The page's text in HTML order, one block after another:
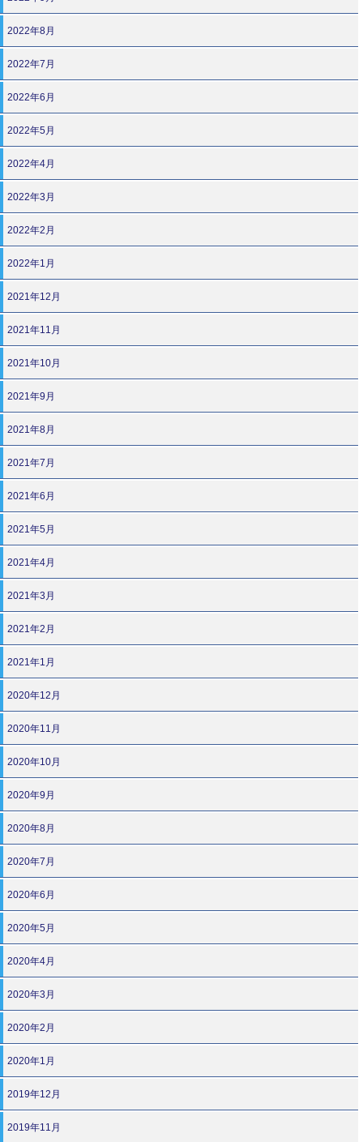
2022年8月
2022年7月
2022年6月
2022年5月
2022年4月
2022年3月
2022年2月
2022年1月
2021年12月
2021年11月
2021年10月
2021年9月
2021年8月
2021年7月
2021年6月
2021年5月
2021年4月
2021年3月
2021年2月
2021年1月
2020年12月
2020年11月
2020年10月
2020年9月
2020年8月
2020年7月
2020年6月
2020年5月
2020年4月
2020年3月
2020年2月
2020年1月
2019年12月
2019年11月